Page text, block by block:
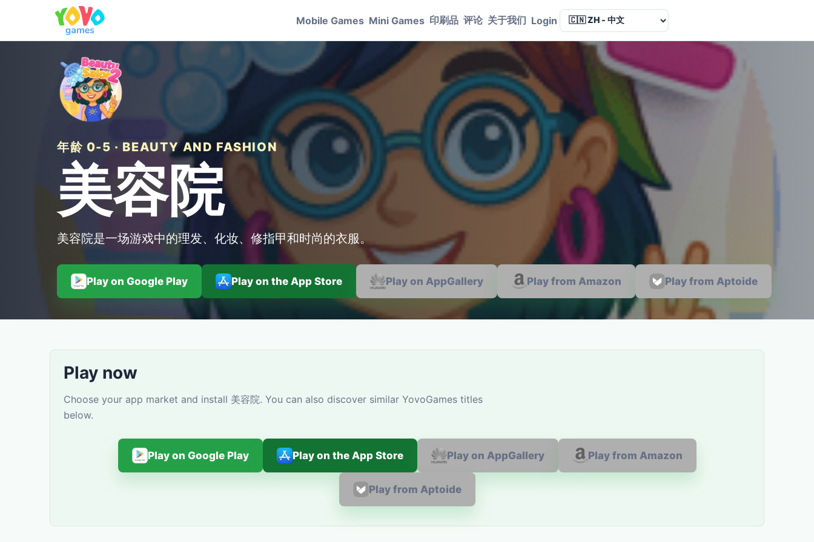
Mobile Games Mini Games 印刷品 评论 关于我们 Login Language
年龄 0-5 · BEAUTY AND FASHION
美容院
美容院是一场游戏中的理发、化妆、修指甲和时尚的衣服。
Play on Google Play Play on the App Store Play on AppGallery Play from Amazon Play from Aptoide
Play now
Choose your app market and install 美容院. You can also discover similar YovoGames titles
below.
Play on Google Play Play on the App Store Play on AppGallery Play from Amazon
Play from Aptoide